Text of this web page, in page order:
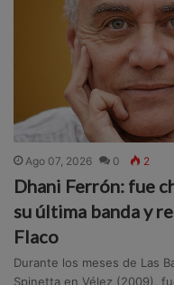
Ago 07, 2026 0 2
Dhani Ferrón: fue
su última banda y
Flaco
Durante los meses de Las
Spinetta en Vélez (2009),